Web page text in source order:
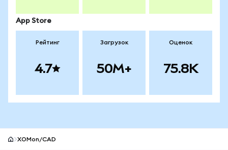
App Store
Рейтинг
4.7
Загрузок
50M+
Оценок
75.8K
XOMon/CAD